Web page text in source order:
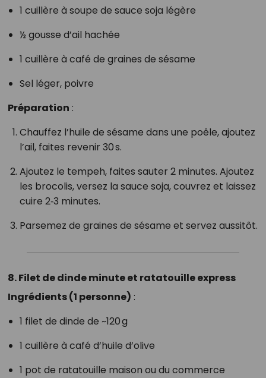
1 cuillère à soupe de sauce soja légère
½ gousse d’ail hachée
1 cuillère à café de graines de sésame
Sel léger, poivre
Préparation :
Chauffez l’huile de sésame dans une poêle, ajoutez
l’ail, faites revenir 30 s.
Ajoutez le tempeh, faites sauter 2 minutes. Ajoutez
les brocolis, versez la sauce soja, couvrez et laissez
cuire 2‑3 minutes.
Parsemez de graines de sésame et servez aussitôt.
8. Filet de dinde minute et ratatouille express
Ingrédients (1 personne) :
1 filet de dinde de ~120 g
1 cuillère à café d’huile d’olive
1 pot de ratatouille maison ou du commerce